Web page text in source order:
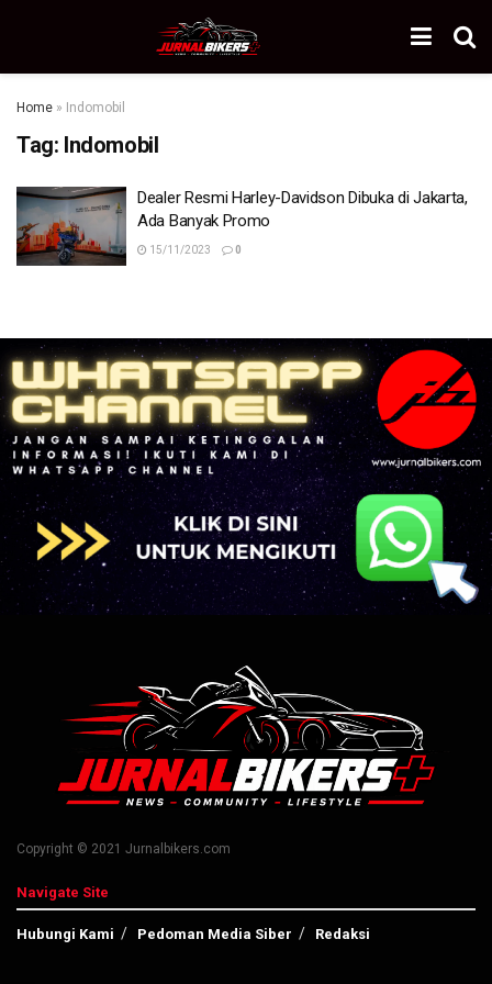
Home » Indomobil
Tag: Indomobil
Dealer Resmi Harley-Davidson Dibuka di Jakarta,
Ada Banyak Promo
15/11/2023 0
Copyright © 2021 Jurnalbikers.com
Navigate Site
Hubungi Kami Pedoman Media Siber Redaksi